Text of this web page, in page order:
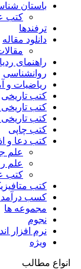
باستان
کتب
ترفندها
دانلود مقاله
راهنمای
روانشناسی
ریاضیات و
کتب تاریخی
کتب تاریخی
کتب
کتب چاپی
کتب دعا و
علم
علم
کتب
کتب
کسب درآمد
مجموعه ها
نجوم
نرم افزار
ویژه
انواع مطالب